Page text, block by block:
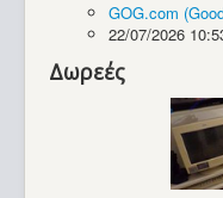
GOG.com
22/07/2026
Δωρεές